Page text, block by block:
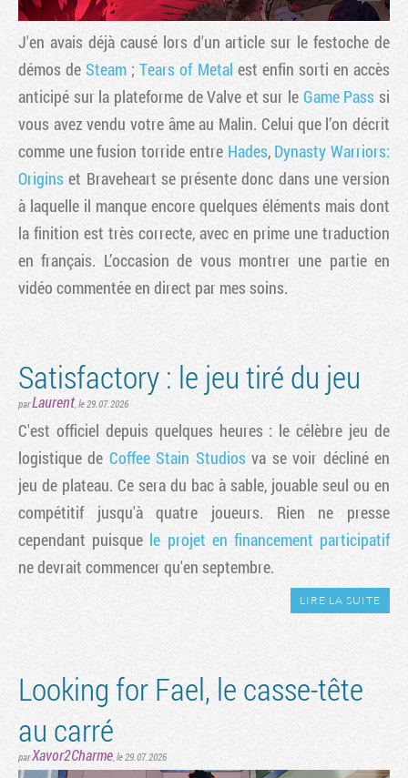
J'en avais déjà causé lors d'un article sur le festoche de
démos deSteam ;Tears of Metal est enfin sorti en accès
anticipé sur la plateforme de Valve et sur le Game Pass si
vous avez vendu votre âme au Malin. Celui que l’on décrit
comme une fusion torride entre Hades, Dynasty Warriors:
Originset Braveheart se présente donc dans une version
à laquelle il manque encore quelques éléments mais dont
la finition est très correcte, avec en prime une traduction
en français. L’occasion de vous montrer une partie en
vidéo commentée en direct par mes soins.
Satisfactory : le jeu tiré du jeu
parLaurent, le 29.07.2026
C'est officiel depuis quelques heures : le célèbre jeu de
logistique de Coffee Stain Studiosva se voir décliné en
jeu de plateau. Ce sera du bac à sable, jouable seul ou en
compétitif jusqu'à quatre joueurs. Rien ne presse
cependant puisque le projet en financement participatif
ne devrait commencer qu'en septembre.
LIRE LA SUITE
Looking for Fael, le casse-tête
au carré
parXavor2Charme, le 29.07.2026